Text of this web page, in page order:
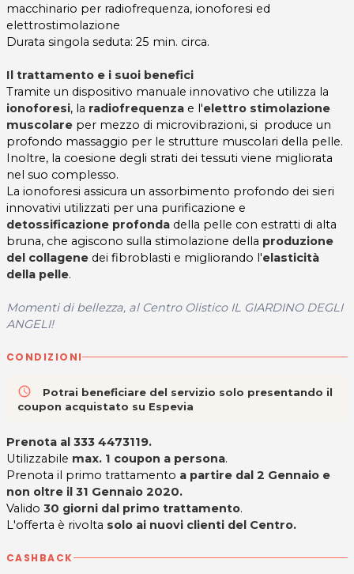
macchinario per radiofrequenza, ionoforesi ed
elettrostimolazione
Durata singola seduta: 25 min. circa.
Il trattamento e i suoi benefici
Tramite un dispositivo manuale innovativo che utilizza la
ionoforesi, la radiofrequenza e l'elettro stimolazione
muscolare per mezzo di microvibrazioni, si produce un
profondo massaggio per le strutture muscolari della pelle.
Inoltre, la coesione degli strati dei tessuti viene migliorata
nel suo complesso.
La ionoforesi assicura un assorbimento profondo dei sieri
innovativi utilizzati per una purificazione e
detossificazione profonda della pelle con estratti di alta
bruna, che agiscono sulla stimolazione della produzione
del collagene dei fibroblasti e migliorando l'elasticità
della pelle.
Momenti di bellezza, al Centro Olistico IL GIARDINO DEGLI
ANGELI!
CONDIZIONI
access_time
Potrai beneficiare del servizio solo presentando il
coupon acquistato su Espevia
Prenota al 333 4473119.
Utilizzabile max. 1 coupon a persona.
Prenota il primo trattamento a partire dal 2 Gennaio e
non oltre il 31 Gennaio 2020.
Valido 30 giorni dal primo trattamento.
L'offerta è rivolta solo ai nuovi clienti del Centro.
CASHBACK